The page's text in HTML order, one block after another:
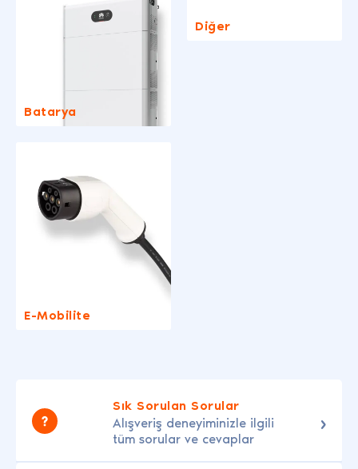
Batarya
E-Mobilite
Diğer
Sık Sorulan Sorular
Alışveriş deneyiminizle ilgili
tüm sorular ve cevaplar